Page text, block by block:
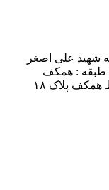
شهید علی اصغر
پلاک ۱۸